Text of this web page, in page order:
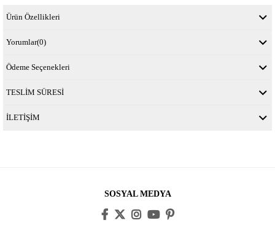
Ürün Özellikleri
Yorumlar(0)
Ödeme Seçenekleri
TESLİM SÜRESİ
İLETİŞİM
SOSYAL MEDYA